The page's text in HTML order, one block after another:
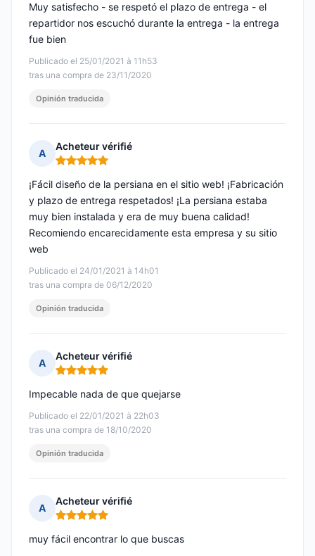
Publicado el 25/01/2021 à 11h53
tras una compra de 23/11/2020
Muy satisfecho - se respetó el plazo de entrega - el
repartidor nos escuchó durante la entrega - la entrega
fue bien
Opinión traducida
A
Acheteur vérifié
Nota: 5 de 5
Publicado el 24/01/2021 à 14h01
tras una compra de 06/12/2020
¡Fácil diseño de la persiana en el sitio web! ¡Fabricación
y plazo de entrega respetados! ¡La persiana estaba
muy bien instalada y era de muy buena calidad!
Recomiendo encarecidamente esta empresa y su sitio
web
Opinión traducida
A
Acheteur vérifié
Nota: 5 de 5
Publicado el 22/01/2021 à 22h03
tras una compra de 18/10/2020
Impecable nada de que quejarse
Opinión traducida
A
Acheteur vérifié
Nota: 5 de 5
muy fácil encontrar lo que buscas